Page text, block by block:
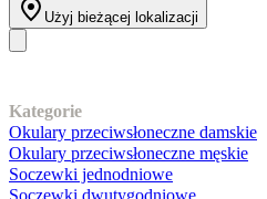
Użyj bieżącej lokalizacji
Kategorie
Okulary przeciwsłoneczne damskie
Okulary przeciwsłoneczne męskie
Soczewki jednodniowe